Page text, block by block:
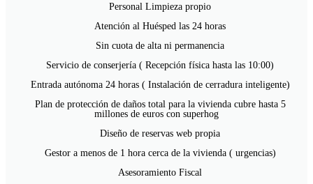
Personal Limpieza propio
Atención al Huésped las 24 horas
Sin cuota de alta ni permanencia
Servicio de conserjería ( Recepción física hasta las 10:00)
Entrada autónoma 24 horas ( Instalación de cerradura inteligente)
Plan de protección de daños total para la vivienda cubre hasta 5
millones de euros con superhog
Diseño de reservas web propia
Gestor a menos de 1 hora cerca de la vivienda ( urgencias)
Asesoramiento Fiscal